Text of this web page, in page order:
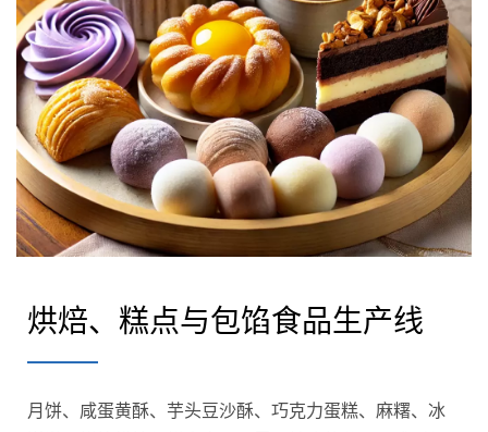
烘焙、糕点与包馅食品生产线
月饼、咸蛋黄酥、芋头豆沙酥、巧克力蛋糕、麻糬、冰